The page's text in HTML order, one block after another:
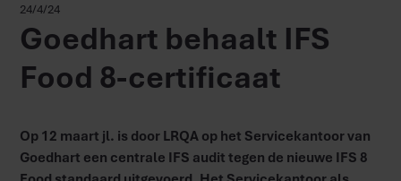
24/4/24
Goedhart behaalt IFS
Food 8-certificaat
Op 12 maart jl. is door LRQA op het Servicekantoor van
Goedhart een centrale IFS audit tegen de nieuwe IFS 8